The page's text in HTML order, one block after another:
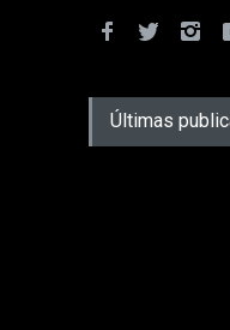
Últimas